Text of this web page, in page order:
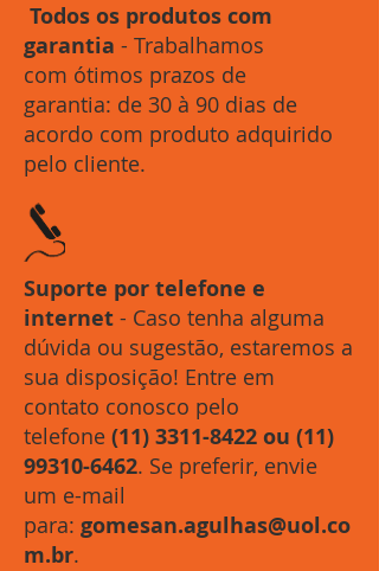
Todos os produtos com
garantia - Trabalhamos
com ótimos prazos de
garantia: de 30 à 90 dias de
acordo com produto adquirido
pelo cliente.
Suporte por telefone e
internet - Caso tenha alguma
dúvida ou sugestão, estaremos a
sua disposição! Entre em
contato conosco pelo
telefone (11) 3311-8422 ou (11)
99310-6462. Se preferir, envie
um e-mail
para: gomesan.agulhas@uol.co
m.br.